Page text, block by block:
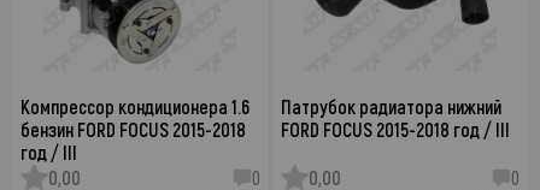
Компрессор кондиционера 1.6
бензин FORD FOCUS 2015-2018
год / III
0,00
0
Патрубок радиатора нижний
FORD FOCUS 2015-2018 год / III
0,00 0